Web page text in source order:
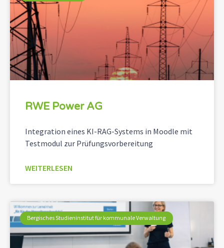
RWE Power AG
Integration eines KI-RAG-Systems in Moodle mit
Testmodul zur Prüfungsvorbereitung
WEITERLESEN
Bergisches Studieninstitut für kommunale Verwaltung